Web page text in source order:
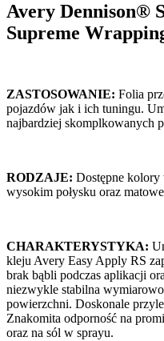
Avery Dennison®
Supreme
ZASTOSOWANIE: Folia
pojazdów jak i ich tuningu.
najbardziej skomplkowanych
RODZAJE: Dostępne
wysokim połysku oraz
CHARAKTERYSTYKA:
kleju Avery Easy Apply RS
brak bąbli podczas aplikacji
niezwykle stabilna
powierzchni. Doskonale
Znakomita odporność na
oraz na sól w sprayu.